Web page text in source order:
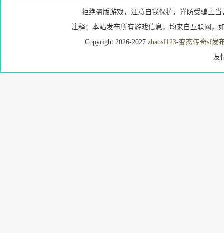
拒绝盗版游戏，注意自我保护，谨防受骗上
注释：本站发布所有游戏信息，均来自互联网，
Copyright 2026-2027 zhaosf123-变态传奇sf发
友